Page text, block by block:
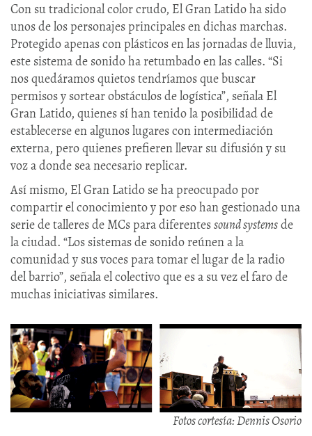
Con su tradicional color crudo, El Gran Latido ha sido
unos de los personajes principales en dichas marchas.
Protegido apenas con plásticos en las jornadas de lluvia,
este sistema de sonido ha retumbado en las calles. “Si
nos quedáramos quietos tendríamos que buscar
permisos y sortear obstáculos de logística”, señala El
Gran Latido, quienes sí han tenido la posibilidad de
establecerse en algunos lugares con intermediación
externa, pero quienes prefieren llevar su difusión y su
voz a donde sea necesario replicar.
Así mismo, El Gran Latido se ha preocupado por
compartir el conocimiento y por eso han gestionado una
serie de talleres de MCs para diferentessound systemsde
la ciudad. “Los sistemas de sonido reúnen a la
comunidad y sus voces para tomar el lugar de la radio
del barrio”, señala el colectivo que es a su vez el faro de
muchas iniciativas similares.
Fotos cortesía: Dennis Osorio